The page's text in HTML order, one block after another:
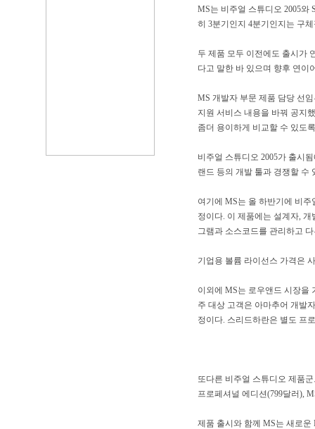
MS는 비주얼 스튜디오 2005와
히 3분기인지 4분기인지는 구
두 제품 모두 이전에도 출시가
다고 말한 바 있으며 향후 연이
MS 개발자 부문 제품 담당 선
지원 서비스 내용을 바꿔 공지
좀더 용이하게 비교할 수 있도
비주얼 스튜디오 2005가 출시
랜드 등의 개발 툴과 경쟁할 수
여기에 MS는 올 하반기에 비
정이다. 이 제품에는 설계자,
그램과 소스코드를 관리하고
기업용 볼륨 라이선스 가격은
이외에 MS는 로우앤드 시장을
주 대상 고객은 아마추어 개발
정이다. 스리드하란은 별도 프
또다른 비주얼 스튜디오 제품
프로페셔널 에디션(799달러),
제품 출시와 함께 MS는 새로